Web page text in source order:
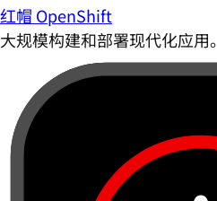
红帽 OpenShift
大规模构建和部署现代化应用。